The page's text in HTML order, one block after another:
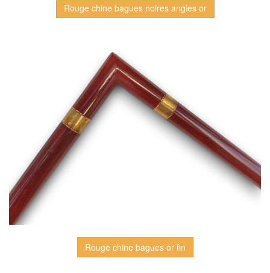
Rouge chine bagues noires angles or
Rouge chine bagues or fin